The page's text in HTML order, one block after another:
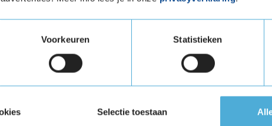
Voorkeuren Statistieken
Selectie toestaan
zodat het water continu afgevoerd kan
gedurende de hele levensduur.
met Extra Load (verstevigde band)
die banden met een hoger
banden zijn te herkennen aan het